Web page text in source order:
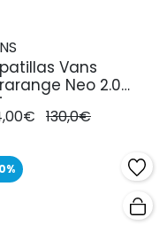
Vans
Neo 2.0
130,0€